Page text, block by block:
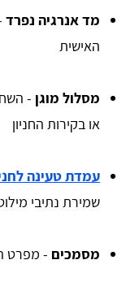
מד אנרגיה נפרד
האישית
מסלול מוגן -
או בקירות החניון
עמדת טעינה
שמירת נתיבי
מסמכים - מפרט